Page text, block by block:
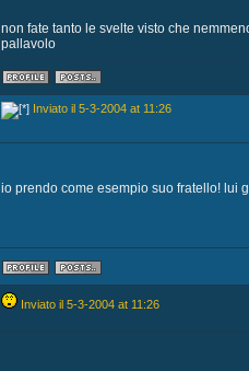
non fate tanto le svelte visto che
pallavolo
Inviato il 5-3-2004 at 11:26
io prendo come esempio suo fratello! lui
Inviato il 5-3-2004 at 11:26